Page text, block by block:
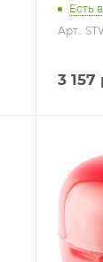
Есть
Арт.:
3 157
Объем
Для
3/4"